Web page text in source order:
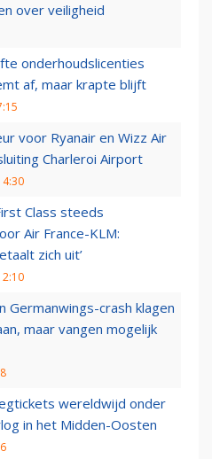
over veiligheid
onderhoudslicenties
af, maar krapte blijft
voor Ryanair en Wizz Air
Charleroi Airport
Class steeds
Air France-KLM:
zich uit’
Germanwings-crash klagen
maar vangen mogelijk
wereldwijd onder
in het Midden-Oosten